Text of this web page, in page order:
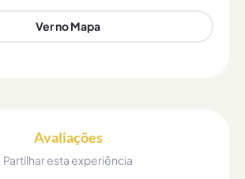
Ver no Mapa
Avaliações
Partilhar esta experiência